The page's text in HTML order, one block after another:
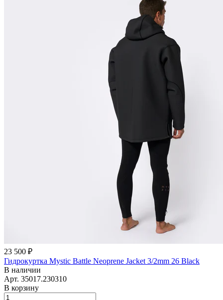
23 500 ₽
Гидрокуртка Mystic Battle Neoprene Jacket 3/2mm 26 Black
В наличии
Арт. 35017.230310
В корзину